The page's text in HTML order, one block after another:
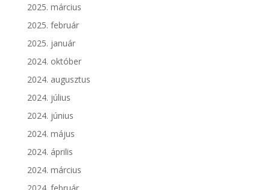
2025. március
2025. február
2025. január
2024. október
2024. augusztus
2024. július
2024. június
2024. május
2024. április
2024. március